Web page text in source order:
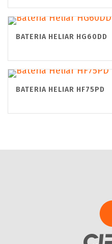
BATERIA HELIAR HG60DD
BATERIA HELIAR HF75PD